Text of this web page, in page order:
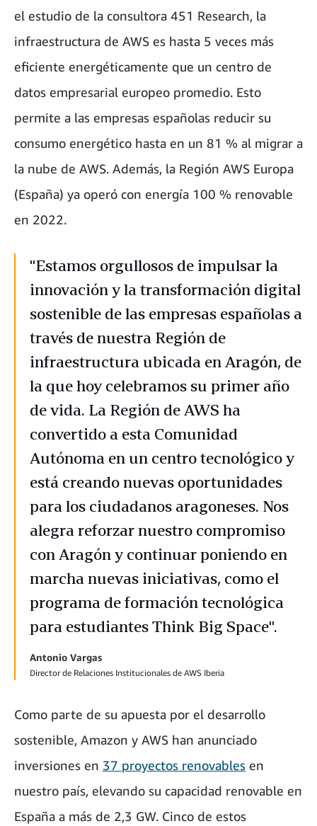
el estudio de la consultora 451 Research, la
infraestructura de AWS es hasta 5 veces más
eficiente energéticamente que un centro de
datos empresarial europeo promedio. Esto
permite a las empresas españolas reducir su
consumo energético hasta en un 81 % al migrar a
la nube de AWS. Además, la Región AWS Europa
(España) ya operó con energía 100 % renovable
en 2022.
"Estamos orgullosos de impulsar la
innovación y la transformación digital
sostenible de las empresas españolas a
través de nuestra Región de
infraestructura ubicada en Aragón, de
la que hoy celebramos su primer año
de vida. La Región de AWS ha
convertido a esta Comunidad
Autónoma en un centro tecnológico y
está creando nuevas oportunidades
para los ciudadanos aragoneses. Nos
alegra reforzar nuestro compromiso
con Aragón y continuar poniendo en
marcha nuevas iniciativas, como el
programa de formación tecnológica
para estudiantes Think Big Space".
Antonio Vargas
Director de Relaciones Institucionales de AWS Iberia
Como parte de su apuesta por el desarrollo
sostenible, Amazon y AWS han anunciado
inversiones en 37 proyectos renovables en
nuestro país, elevando su capacidad renovable en
España a más de 2,3 GW. Cinco de estos